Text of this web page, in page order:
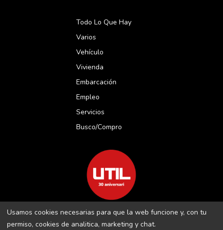
Usamos cookies necesarias para que la web funcione y, con tu
permiso, cookies de analitica, marketing y chat.
Todo Lo Que Hay
Varios
Vehículo
Vivienda
Embarcación
Empleo
Servicios
Busco/compro
REVISTA UTIL MENORCA S.L C/ BORJA MOLL, 18 · 07703 MAÓ-